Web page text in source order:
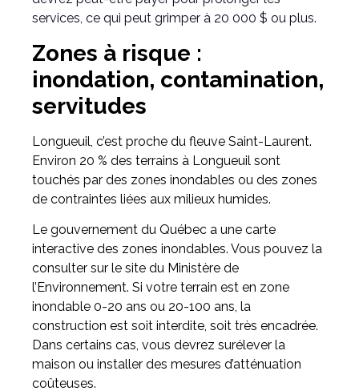
services, ce qui peut grimper à 20 000 $ ou plus.
Zones à risque :
inondation, contamination,
servitudes
Longueuil, c’est proche du fleuve Saint-Laurent.
Environ 20 % des terrains à Longueuil sont
touchés par des zones inondables ou des zones
de contraintes liées aux milieux humides.
Le gouvernement du Québec a une carte
interactive des zones inondables. Vous pouvez la
consulter sur le site du Ministère de
l’Environnement. Si votre terrain est en zone
inondable 0-20 ans ou 20-100 ans, la
construction est soit interdite, soit très encadrée.
Dans certains cas, vous devrez surélever la
maison ou installer des mesures d’atténuation
coûteuses.